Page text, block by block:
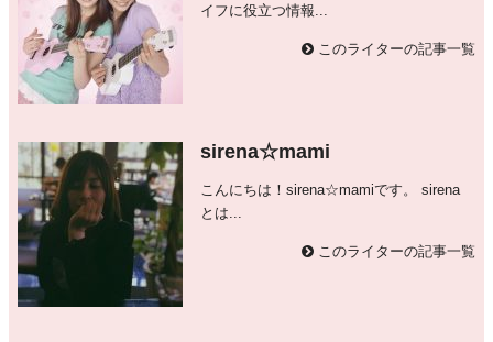
イフに役立つ情報...
このライターの記事一覧
sirena☆mami
こんにちは！sirena☆mamiです。 sirena
とは...
このライターの記事一覧